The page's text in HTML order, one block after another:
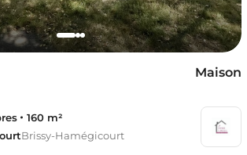
Maison
160 m²
Brissy-Hamégicourt